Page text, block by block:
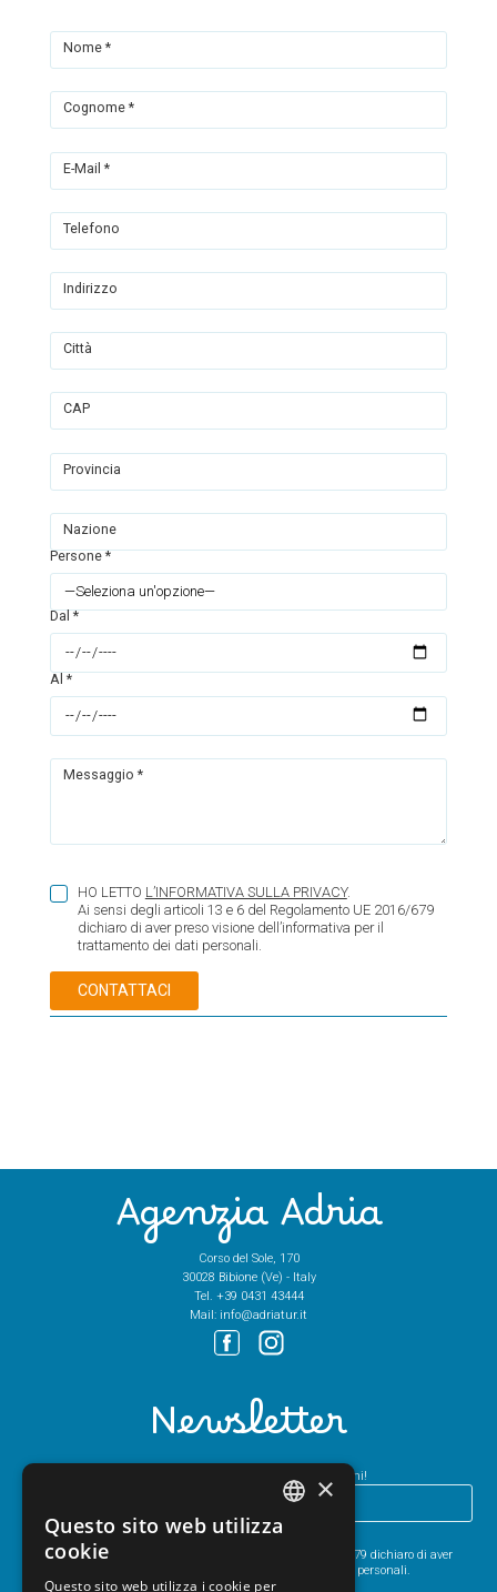
Nome *
Cognome *
E-Mail *
Telefono
Indirizzo
Città
CAP
Provincia
Nazione
Persone *
Dal *
Al *
Messaggio *
HO LETTO L’INFORMATIVA SULLA PRIVACY.
Ai sensi degli articoli 13 e 6 del Regolamento UE 2016/679
dichiaro di aver preso visione dell’informativa per il
trattamento dei dati personali.
Agenzia Adria
Corso del Sole, 170
30028 Bibione (Ve) - Italy
Tel. +39 0431 43444
Mail: info@adriatur.it
Newsletter
Iscriviti alla newsletter e resta aggiornato su Bibione e dintorni!
HO LETTO
Ai sensi degli articoli 13 e 6 del Regolamento UE 2016/679 dichiaro di aver
preso visione dell’informativa per il trattamento dei dati personali.
ITALIAN
×
Questo sito web utilizza
cookie
Questo sito web utilizza i cookie per